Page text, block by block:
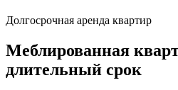
Долгосрочная аренда квартир
Меблированная
длительный срок